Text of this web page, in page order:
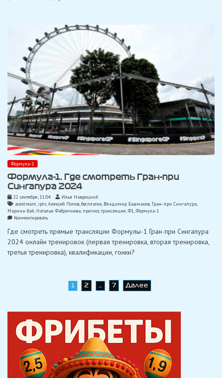
Формула-1
Формула-1. Где смотреть Гран-при
Сингапура 2024
22 сентября, 11:04
Илья Навроцкий
acestream, iptv,Алексей Попов,бесплатно, Владимир Башмаков, Гран-при Сингапура
Марина-Бэй, Наталья Фабричнова, прогноз,трансляция,Ф1,Формула-1
Комментироватьon
Где
Гран-
при
Где смотреть прямые трансляции Формулы-1 Гран-при Сингапура
2024 онлайн тренировок (первая тренировка, вторая тренировка,
третья тренировка), квалификации, гонки?
записям
2 7 Далее